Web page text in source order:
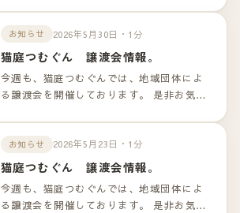
お知らせ 2026年5月30日・1分
猫庭つむぐん 譲渡会情報。
今週も、猫庭つむぐんでは、地域団体によ
る譲渡会を開催しております。 是非お気軽
ンクよりご確認下さいませ。
お知らせ 2026年5月23日・1分
猫庭つむぐん 譲渡会情報。
今週も、猫庭つむぐんでは、地域団体によ
る譲渡会を開催しております。 是非お気軽